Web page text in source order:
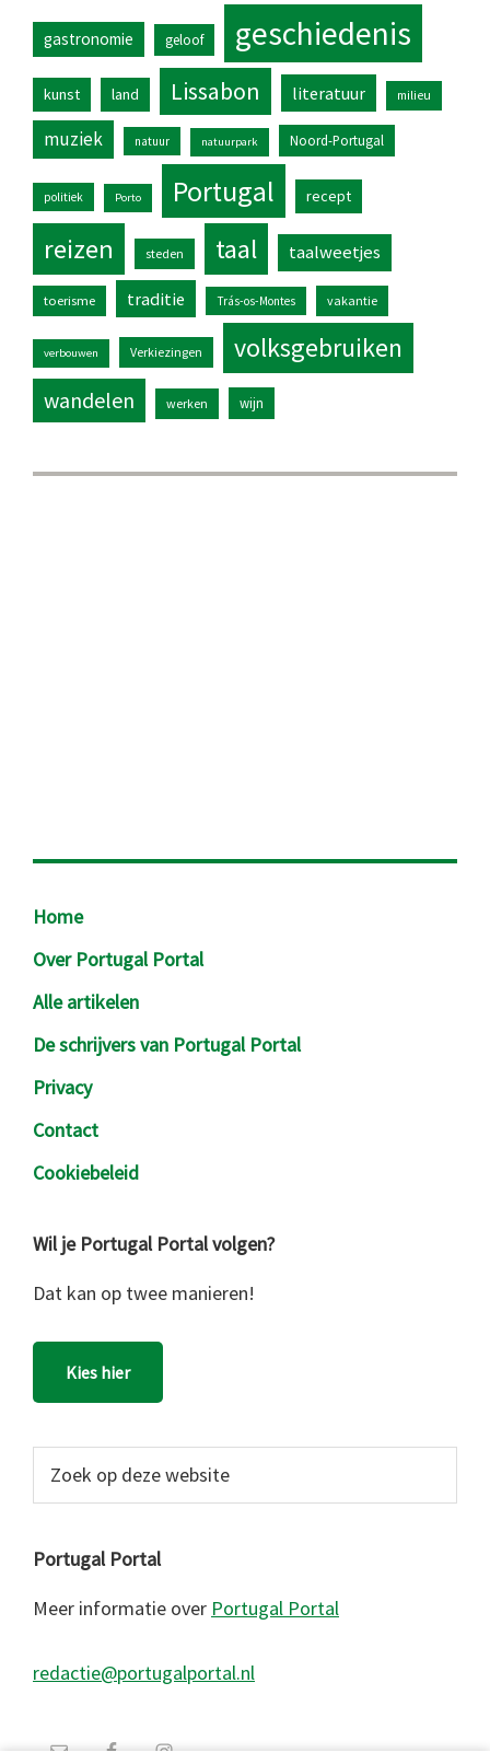
gastronomie geloof geschiedenis
kunst land Lissabon literatuur milieu
muziek natuur natuurpark Noord-Portugal
politiek Porto Portugal recept
reizen steden taal taalweetjes
toerisme traditie Trás-os-Montes vakantie
verbouwen Verkiezingen volksgebruiken
wandelen werken wijn
Footer
Home
Over Portugal Portal
Alle artikelen
De schrijvers van Portugal Portal
Privacy
Contact
Cookiebeleid
Wil je Portugal Portal volgen?
Dat kan op twee manieren!
Kies hier
website
Portugal Portal
Meer informatie over Portugal Portal
redactie@portugalportal.nl